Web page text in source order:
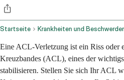
Startseite Krankheiten und
Eine ACL-Verletzung ist ein Riss oder
Kreuzbandes (ACL), eines der
stabilisieren. Stellen Sie sich Ihr ACL